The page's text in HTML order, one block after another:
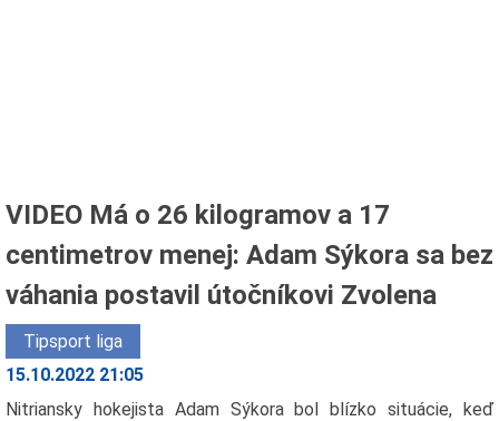
VIDEO Má o 26 kilogramov a 17
centimetrov menej: Adam Sýkora sa bez
váhania postavil útočníkovi Zvolena
Tipsport liga
15.10.2022 21:05
Nitriansky hokejista Adam Sýkora bol blízko situácie, keď